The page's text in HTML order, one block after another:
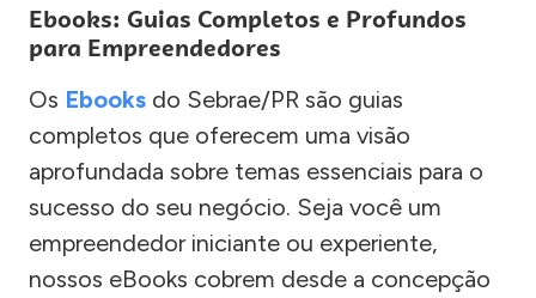
Ebooks: Guias Completos e Profundos
para Empreendedores
Os Ebooks do Sebrae/PR são guias
completos que oferecem uma visão
aprofundada sobre temas essenciais para o
sucesso do seu negócio. Seja você um
empreendedor iniciante ou experiente,
nossos eBooks cobrem desde a concepção